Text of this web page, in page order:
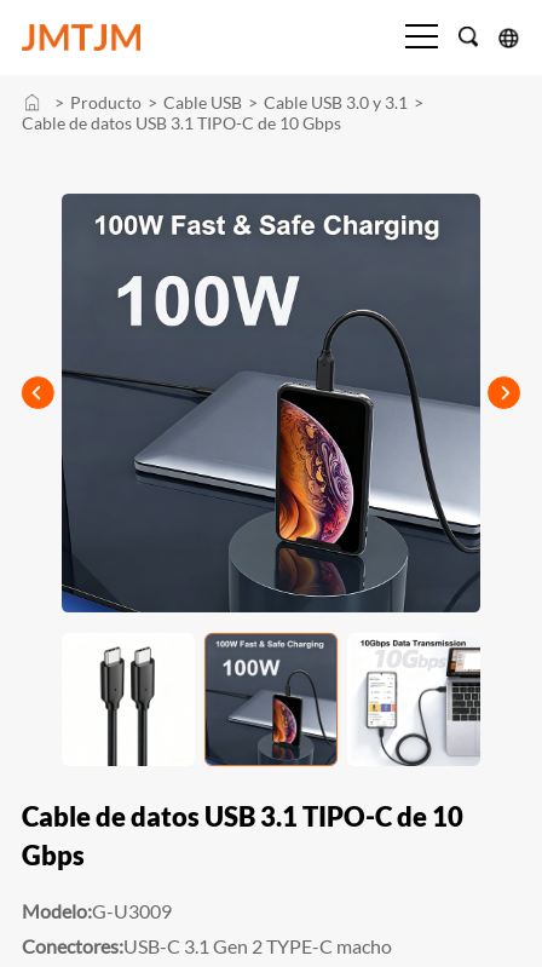
> Producto > Cable USB > Cable USB 3.0 y 3.1 >
Cable de datos USB 3.1 TIPO-C de 10 Gbps
Cable de datos USB 3.1 TIPO-C de 10
Gbps
Modelo:G-U3009
Conectores:USB-C 3.1 Gen 2 TYPE-C macho